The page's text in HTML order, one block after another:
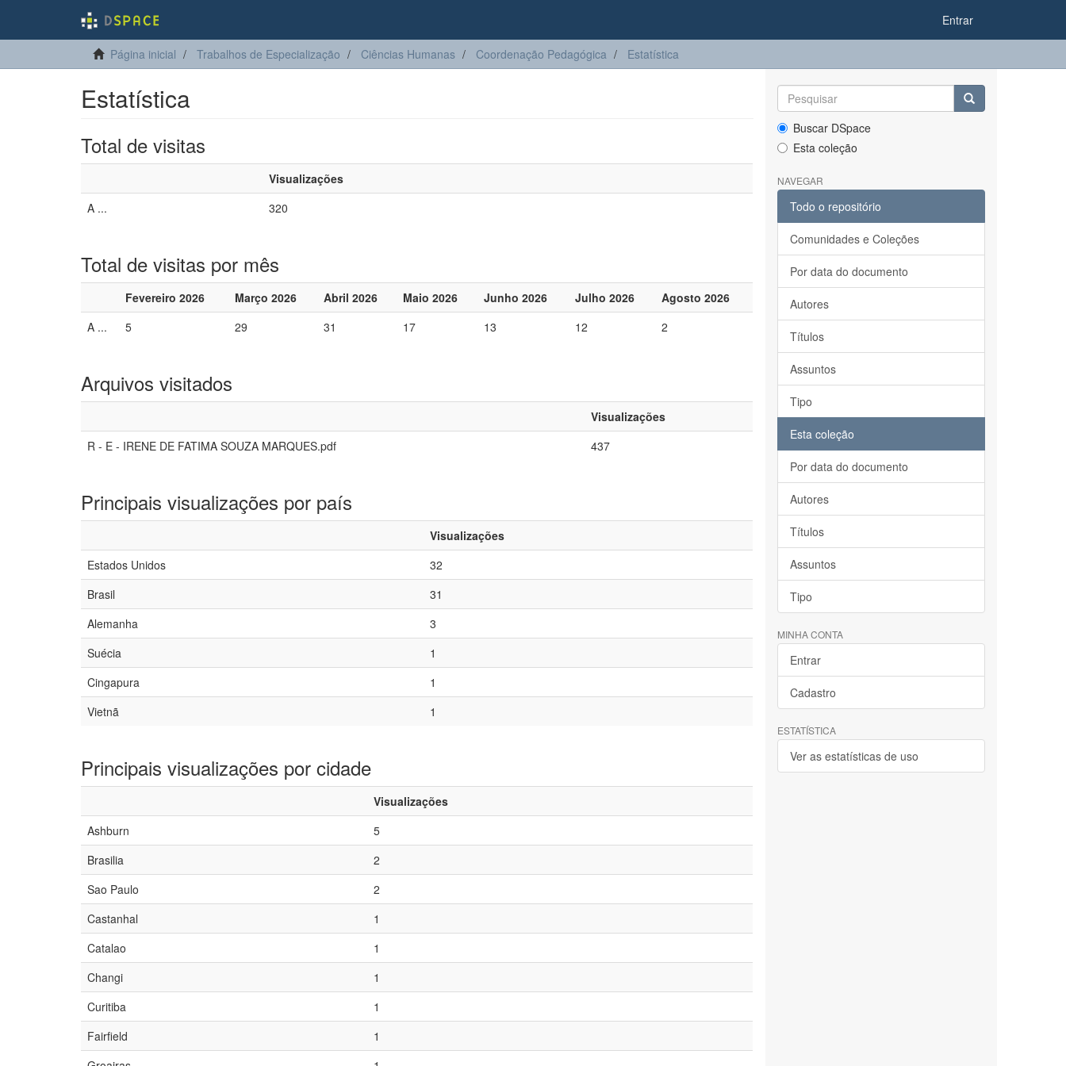
Entrar
Página inicial Trabalhos de Especialização Ciências Humanas Coordenação Pedagógica Estatística
Estatística
Total de visitas
Visualizações
A ...
320
Total de visitas por mês
Fevereiro 2026 Março 2026 Abril 2026 Maio 2026 Junho 2026 Julho 2026
Agosto 2026
A ...
5 29 31 17 13 12 2
Arquivos visitados
Visualizações
R - E - IRENE DE FATIMA SOUZA MARQUES.pdf
437
Principais visualizações por país
Visualizações
Estados Unidos
32
Brasil
31
Alemanha
3
Suécia
1
Cingapura
1
Vietnã
1
Principais visualizações por cidade
Visualizações
Ashburn
5
Brasilia
2
Sao Paulo
2
Castanhal
1
Catalao
1
Changi
1
Curitiba
1
Fairfield
1
Buscar DSpace
Esta coleção
NAVEGAR
Todo o repositório
Comunidades e Coleções
Por data do documento
Autores
Títulos
Assuntos
Tipo
Esta coleção
Por data do documento
Autores
Títulos
Assuntos
Tipo
MINHA CONTA
Entrar
Cadastro
ESTATÍSTICA
Ver as estatísticas de uso